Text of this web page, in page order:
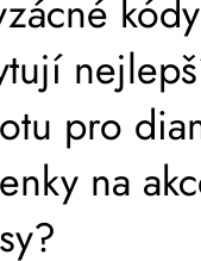
kódy
pro
na